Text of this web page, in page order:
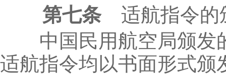
第七条适航指令的
中国民用航空局颁发
适航指令均以书面形式颁